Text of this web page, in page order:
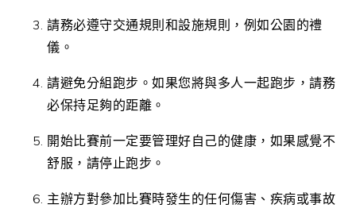
請務必遵守交通規則和設施規則，例如公園的禮
儀。
請避免分組跑步。如果您將與多人一起跑步，請務
必保持足夠的距離。
開始比賽前一定要管理好自己的健康，如果感覺不
舒服，請停止跑步。
主辦方對參加比賽時發生的任何傷害、疾病或事故